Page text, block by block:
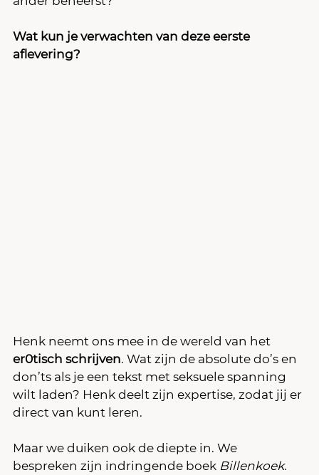
Wat kun je verwachten van deze eerste
aflevering?
Henk neemt ons mee in de wereld van het
er0tisch schrijven. Wat zijn de absolute do’s en
don’ts als je een tekst met seksuele spanning
wilt laden? Henk deelt zijn expertise, zodat jij er
direct van kunt leren.
Maar we duiken ook de diepte in. We
bespreken zijn indringende boek Billenkoek.